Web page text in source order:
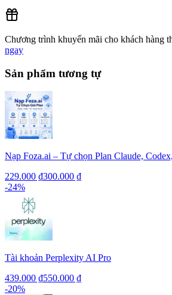
Chương trình khuyến mãi cho khách hàng
ngay
Sản phẩm tương tự
Nạp Foza.ai – Tự chọn Plan Claude,
229.000 ₫300.000 ₫
-24%
Tài khoản Perplexity AI Pro
439.000 ₫550.000 ₫
-20%